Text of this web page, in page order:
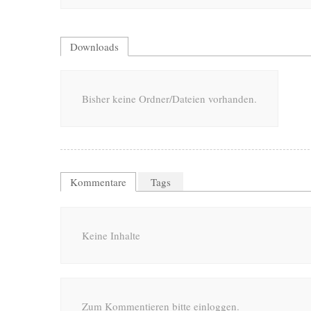
Downloads
Bisher keine Ordner/Dateien vorhanden.
Kommentare Tags
Keine Inhalte
Zum Kommentieren bitte einloggen.